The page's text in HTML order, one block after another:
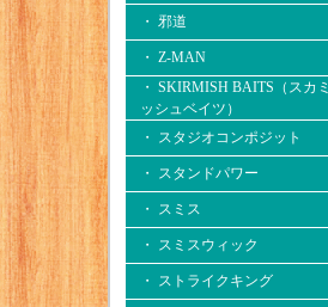
・ 邪道
・ Z-MAN
・ SKIRMISH BAITS（スカミ
ッシュベイツ）
・ スタジオコンポジット
・ スタンドパワー
・ スミス
・ スミスウィック
・ ストライクキング